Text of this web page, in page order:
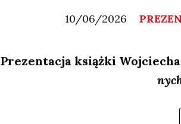
10/06/2026
Pre­zen­ta­cja książ­ki